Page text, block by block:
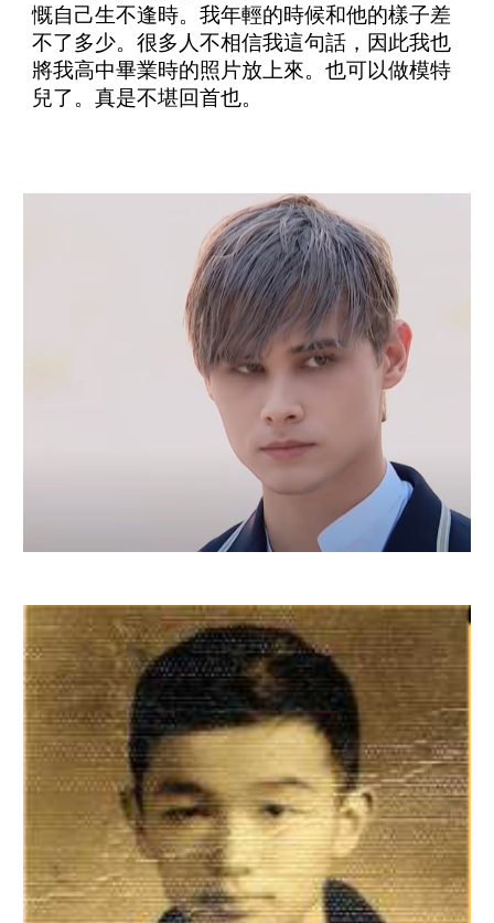
慨自己生不逢時。我年輕的時候和他的樣子差
不了多少。很多人不相信我這句話，因此我也
將我高中畢業時的照片放上來。也可以做模特
兒了。真是不堪回首也。